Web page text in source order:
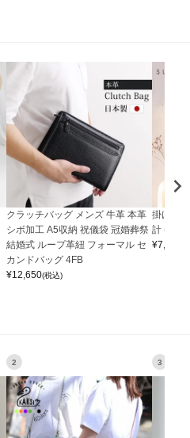
クラッチバッグ メンズ 牛革 本革
シボ加工 A5収納 祝儀袋 冠婚葬祭
結婚式 ループ革紐 フォーマル セ
カンドバッグ 4FB
¥12,650(税込)
掛け時
計
¥7,150
2 3